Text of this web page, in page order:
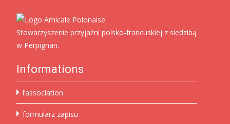
Stowarzyszenie przyjaźni polsko-francuskiej z siedzibą
w Perpignan.
Informations
l’association
formularz zapisu